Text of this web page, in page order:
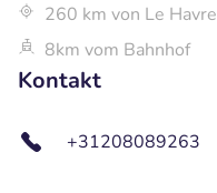
260 km von Le Havre
8km vom Bahnhof
Kontakt
+31208089263